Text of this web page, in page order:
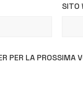
SITO
PER LA PROSSIMA